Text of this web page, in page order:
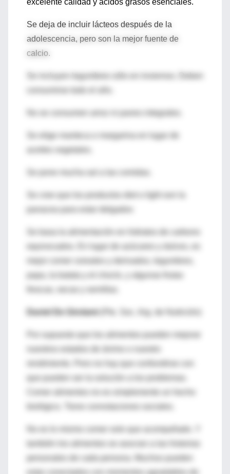
excelente calidad y ácidos grasos esenciales.
Se deja de incluir lácteos después de la
adolescencia, pero son la mejor fuente de
calcio.
Se incluyen legumbres sólo en inviernos. Deben
No se consumen arroz ni panes integrales.
Se elige manteca o margarina en lugar de
aceites vegetales.
panacea para estar delgados
equivocados. En lugar de azúcares y dulces, es
mejor comer cereales y derivados, legumbres,
papa, la batata y el choclo, y algunas frutas
Daniel De Girolami
Por supuesto que los alimentos pueden mejorar
biológico. Tiene connotaciones sociales.
estar conectados con momentos agradables de